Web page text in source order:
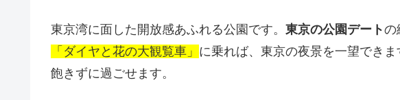
東京湾に面した開放感あふれる公園です。 東京の公園デートの
「ダイヤと花の大観覧車」 に乗れば、東京の夜景を一望でき
飽きずに過ごせます。